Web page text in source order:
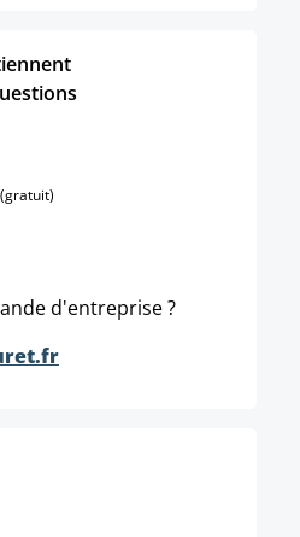
d'entreprise ?